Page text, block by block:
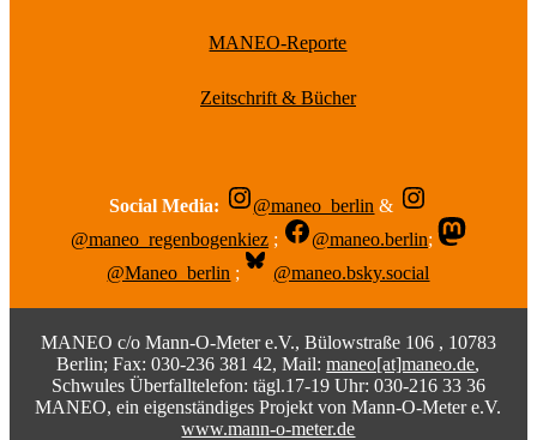
MANEO-Reporte
Zeitschrift & Bücher
Social Media: @maneo_berlin &
@maneo_regenbogenkiez ; @maneo.berlin;
@Maneo_berlin ; @maneo.bsky.social
MANEO c/o Mann-O-Meter e.V., Bülowstraße 106 , 10783
Berlin; Fax: 030-236 381 42, Mail:maneo[at]maneo.de,
Schwules Überfalltelefon: tägl.17-19 Uhr: 030-216 33 36
MANEO, ein eigenständiges Projekt von Mann-O-Meter e.V.
www.mann-o-meter.de